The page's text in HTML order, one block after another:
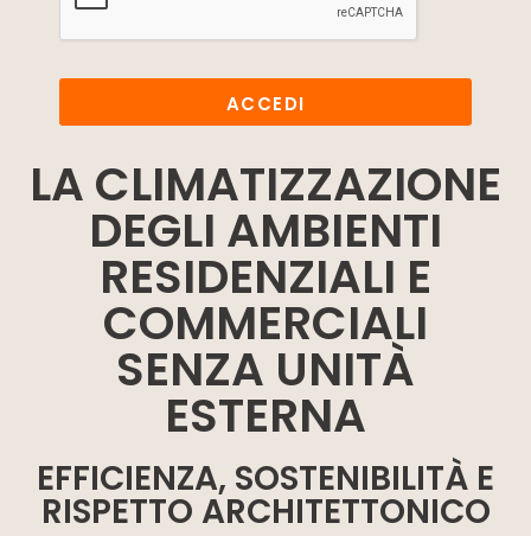
ACCEDI
LA CLIMATIZZAZIONE
DEGLI AMBIENTI
RESIDENZIALI E
COMMERCIALI
SENZA UNITÀ
ESTERNA
EFFICIENZA, SOSTENIBILITÀ E
RISPETTO ARCHITETTONICO